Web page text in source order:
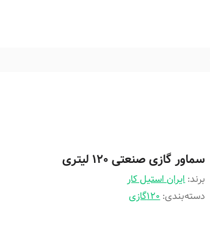
سماور گازی صنعتی 120 لیتری
برند:ایران استیل کار
دسته‌بندی:120گازی